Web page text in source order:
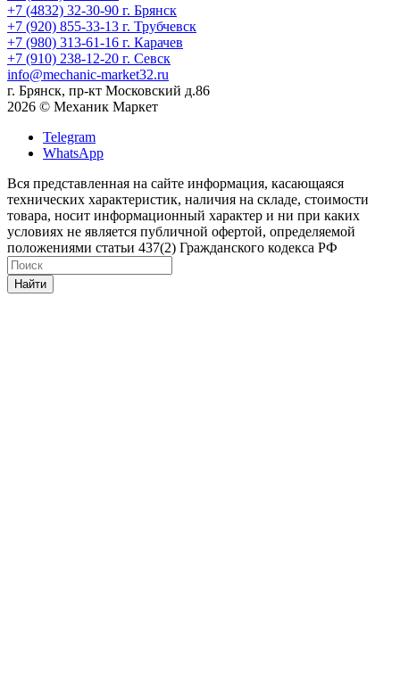
+7 (4832) 32-30-90 г. Брянск
+7 (920) 855-33-13 г. Трубчевск
+7 (980) 313-61-16 г. Карачев
+7 (910) 238-12-20 г. Севск
info@mechanic-market32.ru
г. Брянск, пр-кт Московский д.86
2026 © Механик Маркет
Telegram
WhatsApp
Вся представленная на сайте информация, касающаяся
технических характеристик, наличия на складе, стоимости
товара, носит информационный характер и ни при каких
условиях не является публичной офертой, определяемой
положениями статьи 437(2) Гражданского кодекса РФ
Найти